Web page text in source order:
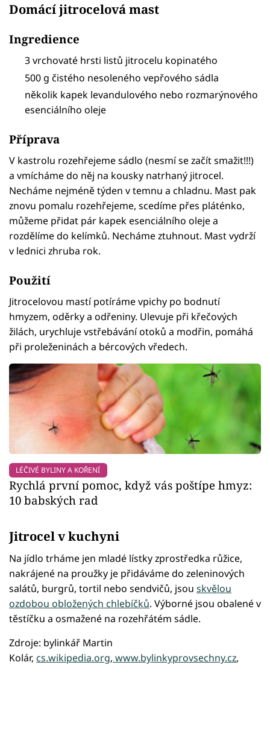
Domácí jitrocelová mast
Ingredience
3 vrchovaté hrsti listů jitrocelu kopinatého
500 g čistého nesoleného vepřového sádla
několik kapek levandulového nebo rozmarýnového
esenciálního oleje
Příprava
V kastrolu rozehřejeme sádlo (nesmí se začít smažit!!!)
a vmícháme do něj na kousky natrhaný jitrocel.
Necháme nejméně týden v temnu a chladnu. Mast pak
znovu pomalu rozehřejeme, scedíme přes pláténko,
můžeme přidat pár kapek esenciálního oleje a
rozdělíme do kelímků. Necháme ztuhnout. Mast vydrží
v lednici zhruba rok.
Použití
Jitrocelovou mastí potíráme vpichy po bodnutí
hmyzem, oděrky a odřeniny. Ulevuje při křečových
žilách, urychluje vstřebávání otoků a modřin, pomáhá
při proleženinách a bércových vředech.
LÉČIVÉ BYLINY A KOŘENÍ
Rychlá první pomoc, když vás poštípe hmyz:
10 babských rad
Jitrocel v kuchyni
Na jídlo trháme jen mladé lístky zprostředka růžice,
nakrájené na proužky je přidáváme do zeleninových
salátů, burgrů, tortil nebo sendvičů, jsou skvělou
ozdobou obložených chlebíčků. Výborné jsou obalené v
těstíčku a osmažené na rozehřátém sádle.
Zdroje: bylinkář Martin
Kolár, cs.wikipedia.org, www.bylinkyprovsechny.cz,